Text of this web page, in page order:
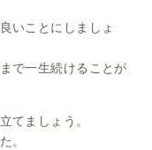
いことにしましょ
で一生続けることが
てましょう。
。